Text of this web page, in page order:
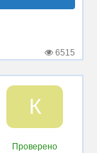
6515
К
Проверено